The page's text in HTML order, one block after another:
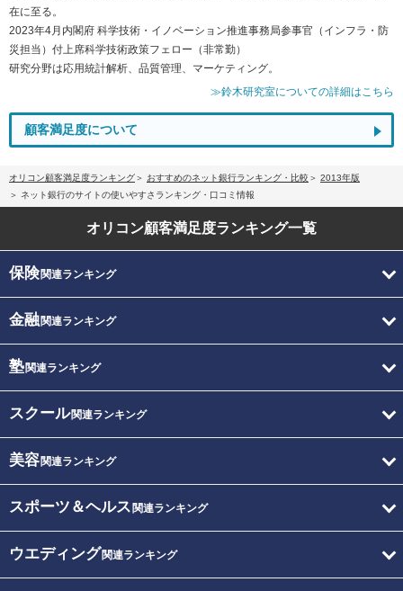
在に至る。
2023年4月内閣府 科学技術・イノベーション推進事務局参事官（インフラ・防
災担当）付上席科学技術政策フェロー（非常勤）
研究分野は応用統計解析、品質管理、マーケティング。
≫鈴木研究室についての詳細はこちら
顧客満足度について
オリコン顧客満足度ランキング おすすめのネット銀行ランキング・比較
2013年版
ネット銀行のサイトの使いやすさランキング・口コミ情報
オリコン顧客満足度ランキング一覧
保険関連ランキング
金融関連ランキング
塾関連ランキング
スクール関連ランキング
美容関連ランキング
スポーツ＆ヘルス 関連ランキング
ウエディング関連ランキング